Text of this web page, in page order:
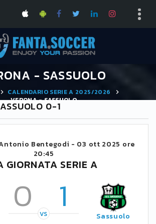
- SASSUOLO
CALENDARIO SERIE A 2025/2026
VERONA - SASSUOLO
0-1
Bentegodi - 03 ott 2025 ore
20:45
GIORNATA SERIE A
0 1
VS Sassuolo